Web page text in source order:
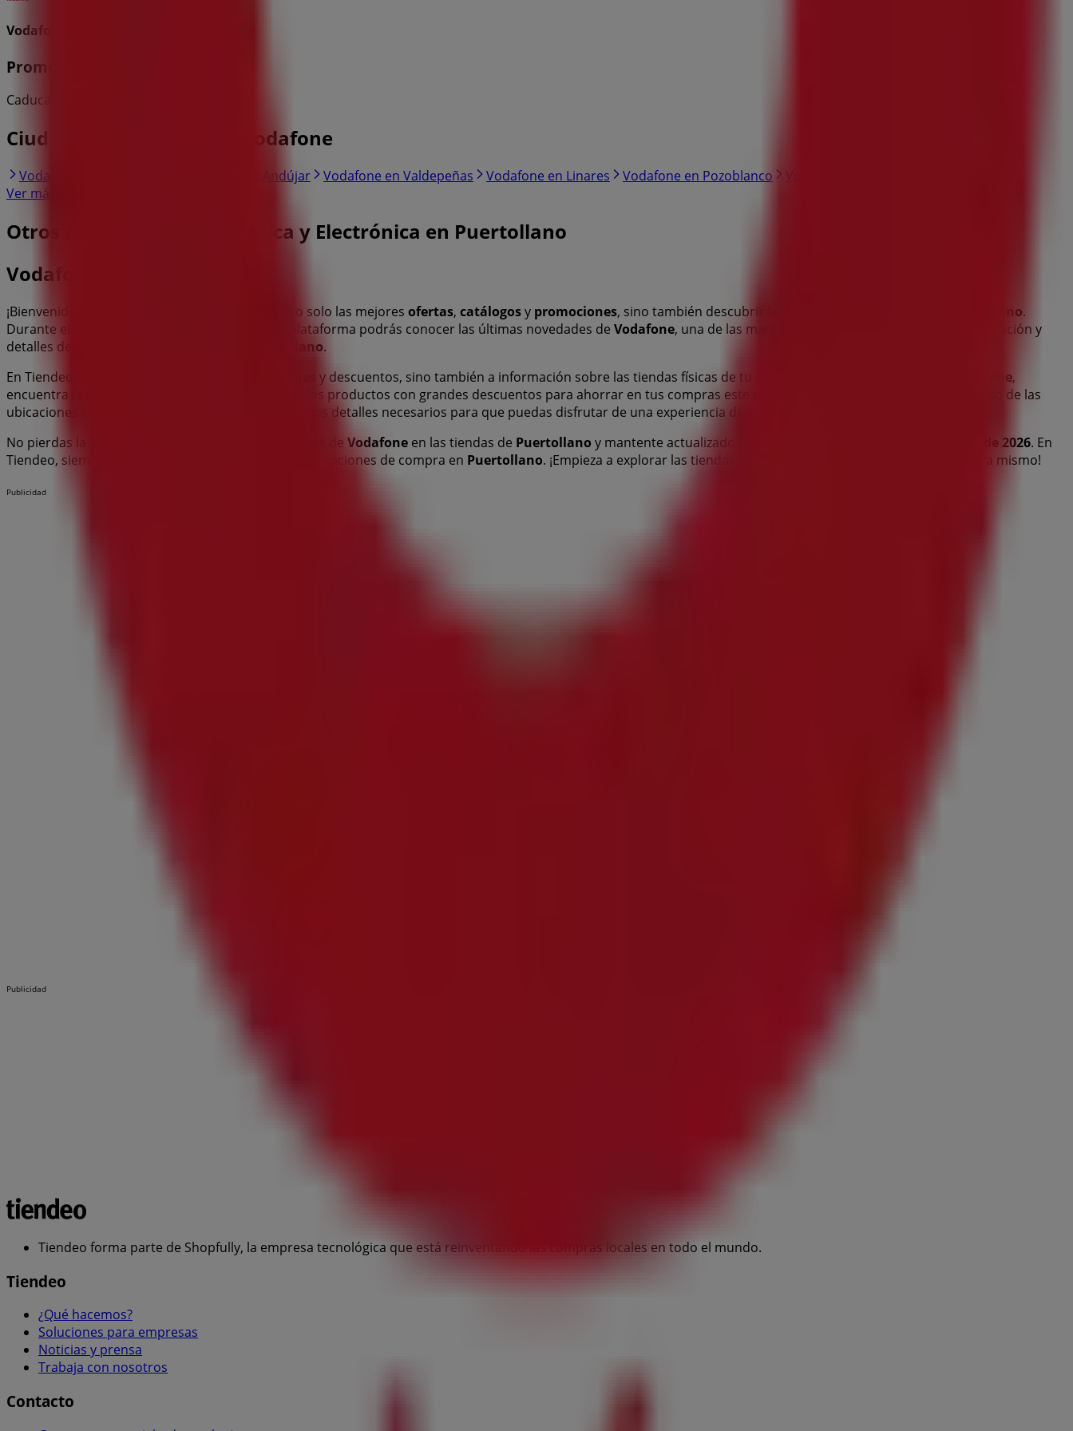
Vodafone
Promociones
Caduca el 31/8
Ciudades con tiendas de Vodafone
Vodafone en Ciudad Real Vodafone en Andújar Vodafone en Valdepeñas Vodafone en Linares Vodafone en Pozoblanco
Ver más ciudades
Otros negocios de Informática y Electrónica en Puertollano
Vodafone
¡Bienvenido a Tiendeo! Aquí puedes encontrar no solo las mejores ofertas, catálogosy promociones, sino también descubrir las tiendas más populares en Puertollano.
Durante el mes de
, en nuestra plataforma podrás conocer las últimas novedades de Vodafone, una de las marcas más reconocidas, así como la ubicación y
detalles de las tiendas más cercanas en
Puertollano.
En Tiendeo, no solo tendrás acceso a
y descuentos, sino también a información sobre las tiendas físicas de tu ciudad. Explora los catálogos de Vodafone,
encuentra las tiendas en
y descubre los productos con grandes descuentos para ahorrar en tus compras este
. Además, te mantenemos al tanto de las
ubicaciones exactas, horarios de atención y todos los detalles necesarios para que puedas disfrutar de una experiencia de compra completa en
No pierdas la oportunidad de aprovechar las
de Vodafone en las tiendas de Puertollano y mantente actualizado con los mejores precios durante agosto de 2026. En
Tiendeo, siempre encontrarás las mejores tiendas y opciones de compra en Puertollano. ¡Empieza a explorar las tiendas y promociones que tenemos para ti ahora mismo!
Publicidad
Publicidad
Tiendeo forma parte de Shopfully, la empresa tecnológica que está reinventando las compras locales en todo el mundo.
Tiendeo
¿Qué hacemos?
Soluciones para empresas
Noticias y prensa
Trabaja con nosotros
Contacto